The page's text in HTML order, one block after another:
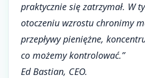
praktycznie się zatrzymał. W
otoczeniu wzrostu chronimy
przepływy pieniężne,
co możemy kontrolować.”
Ed Bastian, CEO.